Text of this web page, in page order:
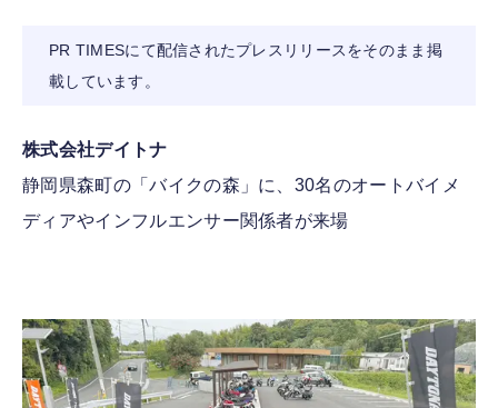
公式ストア
PR TIMESにて配信されたプレスリリースをそのまま掲
載しています。
株式会社デイトナ
静岡県森町の「バイクの森」に、30名のオートバイメ
ディアやインフルエンサー関係者が来場